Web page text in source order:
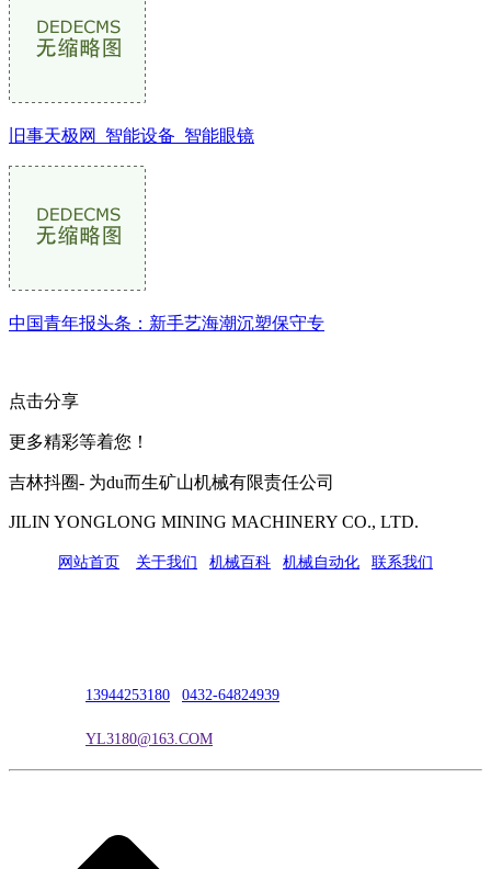
旧事天极网_智能设备_智能眼镜
中国青年报头条：新手艺海潮沉塑保守专
点击分享
更多精彩等着您！
吉林抖圈- 为du而生矿山机械有限责任公司
JILIN YONGLONG MINING MACHINERY CO., LTD.
网站首页 关于我们 机械百科 机械自动化 联系我们
13944253180 0432-64824939
YL3180@163.COM